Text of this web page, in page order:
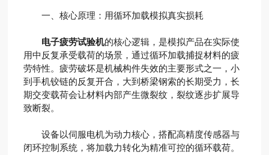
一、核心原理：用循环加载模拟真实损耗
电子疲劳试验机的核心逻辑，是模拟产品在实际使
用中反复承受载荷的场景，通过循环加载捕捉材料的疲
劳特性。疲劳破坏是机械构件失效的主要形式之一，小
到手机铰链的反复开合，大到桥梁钢索的长期受力，长
期交变载荷会让材料内部产生微裂纹，裂纹逐步扩展导
致断裂。
设备以伺服电机为动力核心，搭配高精度传感器与
闭环控制系统，将加载力转化为精准可控的循环载荷。